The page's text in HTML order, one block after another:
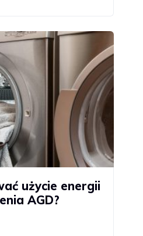
użycie energii
AGD?